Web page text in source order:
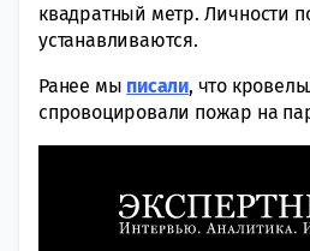
квадратный метр. Личности
устанавливаются.
Ранее мы писали, что
спровоцировали пожар на